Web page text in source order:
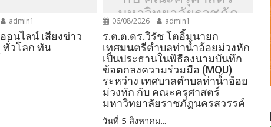
admin1
นไลน์ เสียงข่าว
ทั่วโลก ทัน
มหาวิทยาลัยราชภัฏ
นครสวรรค์
06/08/2026 admin1
ร.ต.ต.ดร.วิรัช โตอิ้มนายก
เทศมนตรีตำบลท่าน้ำอ้อยม่วงหัก
เป็นประธานในพิธีลงนามบันทึก
ข้อตกลงความร่วมมือ (MOU)
ระหว่าง เทศบาลตำบลท่าน้ำอ้อย
ม่วงหัก กับ คณะครุศาสตร์
มหาวิทยาลัยราชภัฏนครสวรรค์
วันที่ 5 สิงหาคม...